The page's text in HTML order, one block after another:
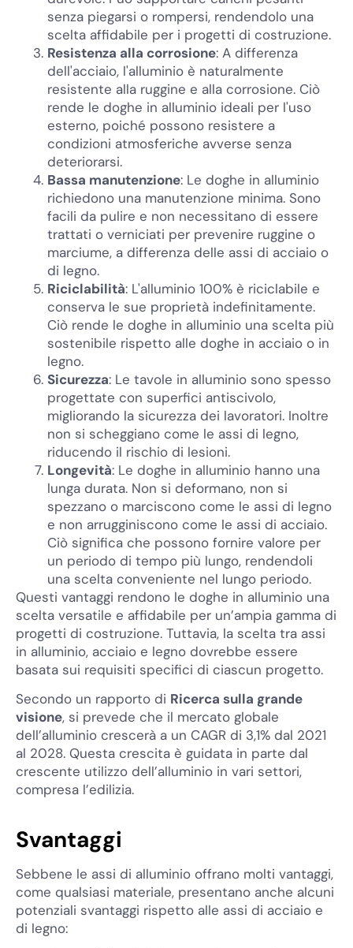
senza piegarsi o rompersi, rendendolo una
scelta affidabile per i progetti di costruzione.
Resistenza alla corrosione: A differenza
dell'acciaio, l'alluminio è naturalmente
resistente alla ruggine e alla corrosione. Ciò
rende le doghe in alluminio ideali per l'uso
esterno, poiché possono resistere a
condizioni atmosferiche avverse senza
deteriorarsi.
Bassa manutenzione: Le doghe in alluminio
richiedono una manutenzione minima. Sono
facili da pulire e non necessitano di essere
trattati o verniciati per prevenire ruggine o
marciume, a differenza delle assi di acciaio o
di legno.
Riciclabilità: L'alluminio 100% è riciclabile e
conserva le sue proprietà indefinitamente.
Ciò rende le doghe in alluminio una scelta più
sostenibile rispetto alle doghe in acciaio o in
legno.
Sicurezza: Le tavole in alluminio sono spesso
progettate con superfici antiscivolo,
migliorando la sicurezza dei lavoratori. Inoltre
non si scheggiano come le assi di legno,
riducendo il rischio di lesioni.
Longevità: Le doghe in alluminio hanno una
lunga durata. Non si deformano, non si
spezzano o marciscono come le assi di legno
e non arrugginiscono come le assi di acciaio.
Ciò significa che possono fornire valore per
un periodo di tempo più lungo, rendendoli
una scelta conveniente nel lungo periodo.
Questi vantaggi rendono le doghe in alluminio una
scelta versatile e affidabile per un’ampia gamma di
progetti di costruzione. Tuttavia, la scelta tra assi
in alluminio, acciaio e legno dovrebbe essere
basata sui requisiti specifici di ciascun progetto.
Secondo un rapporto di Ricerca sulla grande
visione, si prevede che il mercato globale
dell’alluminio crescerà a un CAGR di 3,1% dal 2021
al 2028. Questa crescita è guidata in parte dal
crescente utilizzo dell’alluminio in vari settori,
compresa l’edilizia.
Svantaggi
Sebbene le assi di alluminio offrano molti vantaggi,
come qualsiasi materiale, presentano anche alcuni
potenziali svantaggi rispetto alle assi di acciaio e
di legno: